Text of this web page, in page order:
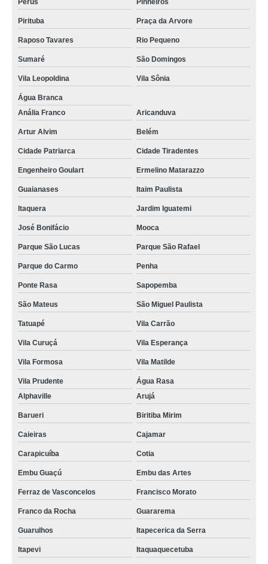
Perus Pinheiros
Pirituba Praça da Arvore
Raposo Tavares Rio Pequeno
Sumaré São Domingos
Vila Leopoldina Vila Sônia
Água Branca
Anália Franco
Aricanduva
Artur Alvim Belém
Cidade Patriarca Cidade Tiradentes
Engenheiro Goulart Ermelino Matarazzo
Guaianases Itaim Paulista
Itaquera Jardim Iguatemi
José Bonifácio Mooca
Parque São Lucas Parque São Rafael
Parque do Carmo Penha
Ponte Rasa Sapopemba
São Mateus São Miguel Paulista
Tatuapé Vila Carrão
Vila Curuçá Vila Esperança
Vila Formosa Vila Matilde
Vila Prudente
Água Rasa
Alphaville
Arujá
Barueri Biritiba Mirim
Caieiras Cajamar
Carapicuíba Cotia
Embu Guaçú Embu das Artes
Ferraz de Vasconcelos Francisco Morato
Franco da Rocha Guararema
Guarulhos Itapecerica da Serra
Itapevi Itaquaquecetuba